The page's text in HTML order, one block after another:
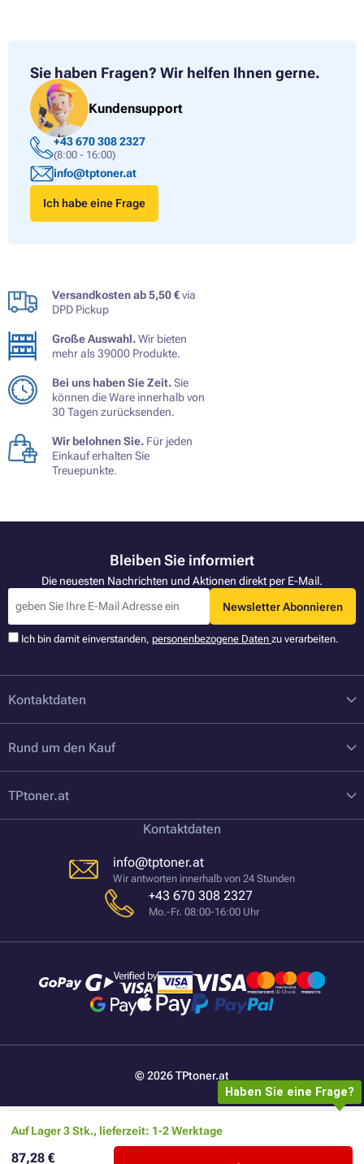
Auf Lager 3 Stk., lieferzeit: 1-2 Werktage
87,28 €
Sie haben Fragen? Wir helfen Ihnen gerne.
Kundensupport
+43 670 308 2327
(8:00 - 16:00)
info@tptoner.at
Ich habe eine Frage
Versandkosten ab 5,50 €via
DPD Pickup
Große Auswahl.Wir bieten
mehr als 39000 Produkte.
Bei uns haben Sie Zeit.Sie
können die Ware innerhalb von
30 Tagen zurücksenden.
Wir belohnen Sie. Für jeden
Einkauf erhalten Sie
Treuepunkte.
Bleiben Sie informiert
Die neuesten Nachrichten und Aktionen direkt per E-Mail.
Newsletter Abonnieren
Ich bin damit einverstanden, personenbezogene Daten zu verarbeiten.
Kontaktdaten
Rund um den Kauf
TPtoner.at
Kontaktdaten
info@tptoner.at
Wir antworten innerhalb von 24 Stunden
+43 670 308 2327
Mo.-Fr. 08:00-16:00 Uhr
© 2026 TPtoner.at
Haben Sie eine Frage?